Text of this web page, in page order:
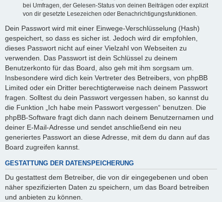
bei Umfragen, der Gelesen-Status von deinen Beiträgen oder explizit
von dir gesetzte Lesezeichen oder Benachrichtigungsfunktionen.
Dein Passwort wird mit einer Einwege-Verschlüsselung (Hash)
gespeichert, so dass es sicher ist. Jedoch wird dir empfohlen,
dieses Passwort nicht auf einer Vielzahl von Webseiten zu
verwenden. Das Passwort ist dein Schlüssel zu deinem
Benutzerkonto für das Board, also geh mit ihm sorgsam um.
Insbesondere wird dich kein Vertreter des Betreibers, von phpBB
Limited oder ein Dritter berechtigterweise nach deinem Passwort
fragen. Solltest du dein Passwort vergessen haben, so kannst du
die Funktion „Ich habe mein Passwort vergessen“ benutzen. Die
phpBB-Software fragt dich dann nach deinem Benutzernamen und
deiner E-Mail-Adresse und sendet anschließend ein neu
generiertes Passwort an diese Adresse, mit dem du dann auf das
Board zugreifen kannst.
GESTATTUNG DER DATENSPEICHERUNG
Du gestattest dem Betreiber, die von dir eingegebenen und oben
näher spezifizierten Daten zu speichern, um das Board betreiben
und anbieten zu können.